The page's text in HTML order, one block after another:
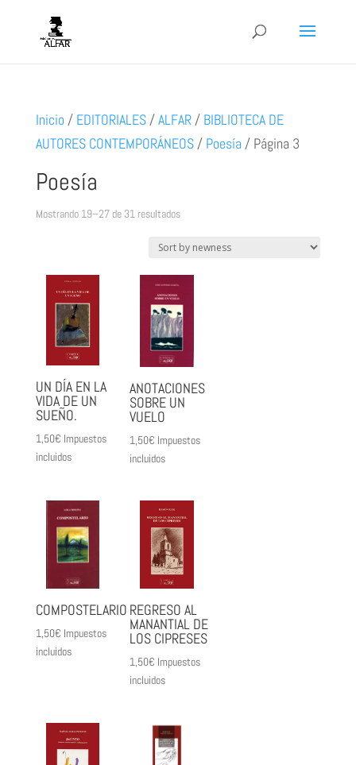
Inicio / EDITORIALES/ALFAR/ BIBLIOTECA DE
AUTORES CONTEMPORÁNEOS/ Poesía / Página 3
Poesía
Mostrando 19–27 de 31 resultadosOrdenado
UN DÍA EN LA
VIDA DE UN
SUEÑO.
1,50€ Impuestos
incluidos
ANOTACIONES
SOBRE UN
VUELO
1,50€ Impuestos
incluidos
COMPOSTELARIO
1,50€ Impuestos
incluidos
REGRESO AL
MANANTIAL DE
LOS CIPRESES
1,50€ Impuestos
incluidos